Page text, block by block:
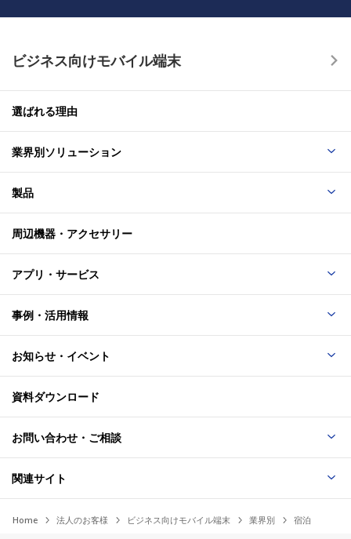
ビジネス向けモバイル端末
選ばれる理由
業界別ソリューション
製品
周辺機器・アクセサリー
アプリ・サービス
事例・活用情報
お知らせ・イベント
資料ダウンロード
お問い合わせ・ご相談
関連サイト
Home 法人のお客様 ビジネス向けモバイル端末 業界別 宿泊